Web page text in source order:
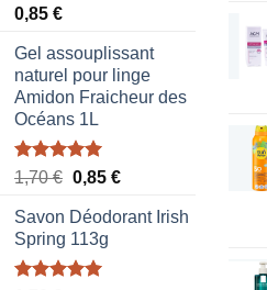
Note5.00
sur 5
0,85 €
Gel assouplissant
naturel pour linge
Amidon Fraicheur des
Océans 1L
Note5.00
sur 5
1,70€ Le
initial
était :
1,70 €.
0,85 €Le
actuel
Savon Déodorant Irish
Spring 113g